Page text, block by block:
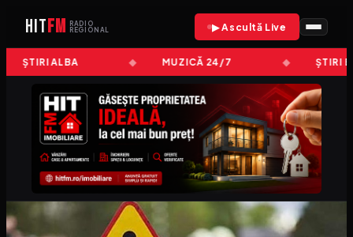
HITFM
RADIO
REGIONAL
▶ Ascultă Live
ȘTIRI ALBA MUZICĂ 24/7 ȘTIRI